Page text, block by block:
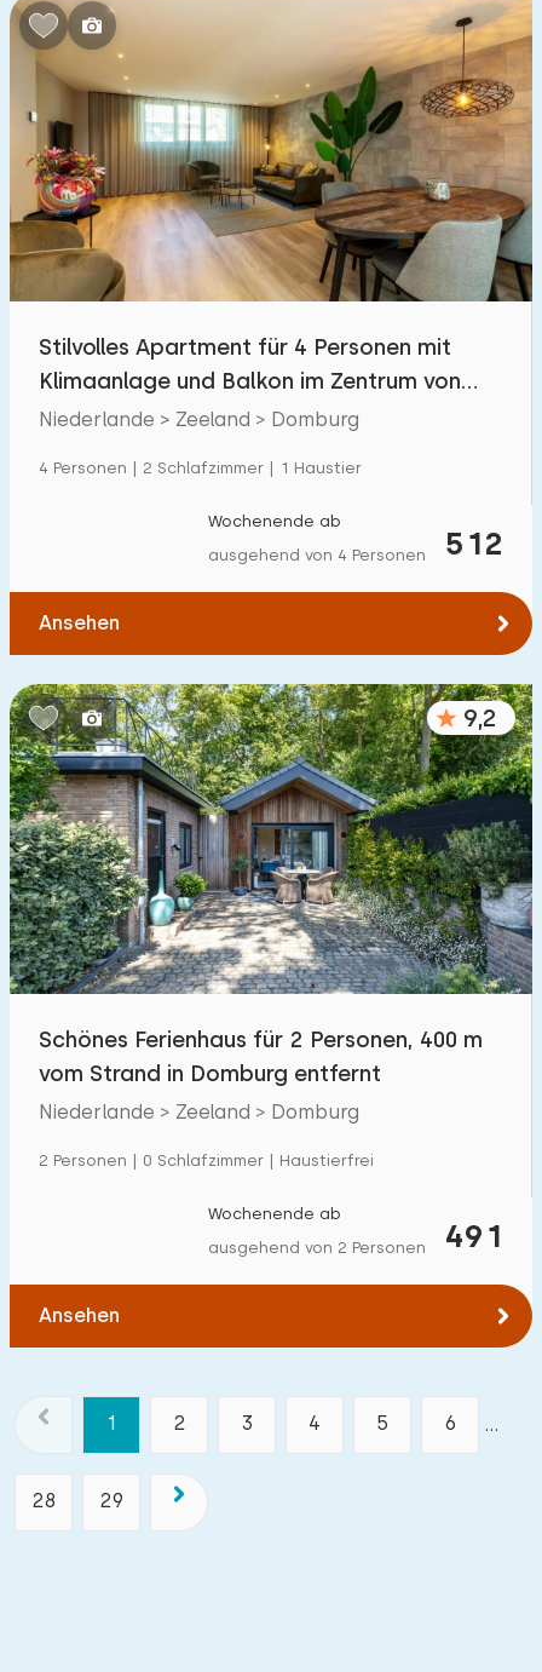
Stilvolles Apartment für 4 Personen mit
Klimaanlage und Balkon im Zentrum von
Domburg
Niederlande > Zeeland > Domburg
4 Personen | 2 Schlafzimmer | 1 Haustier
512
Wochenende ab
ausgehend von 4 Personen
Ansehen
9,2
Schönes Ferienhaus für 2 Personen, 400 m
vom Strand in Domburg entfernt
Niederlande > Zeeland > Domburg
2 Personen | 0 Schlafzimmer | Haustierfrei
491
Wochenende ab
ausgehend von 2 Personen
Ansehen
1 2 3 4 5 6 ...
28 29